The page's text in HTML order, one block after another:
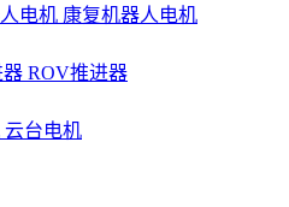
康复机器人电机
ROV推进器
云台电机